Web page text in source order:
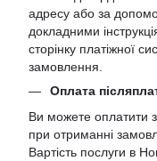
адресу або за
докладними
сторінку платіжної
замовлення.
Оплата
Ви можете оплатити
при отриманні
Вартість послуги в